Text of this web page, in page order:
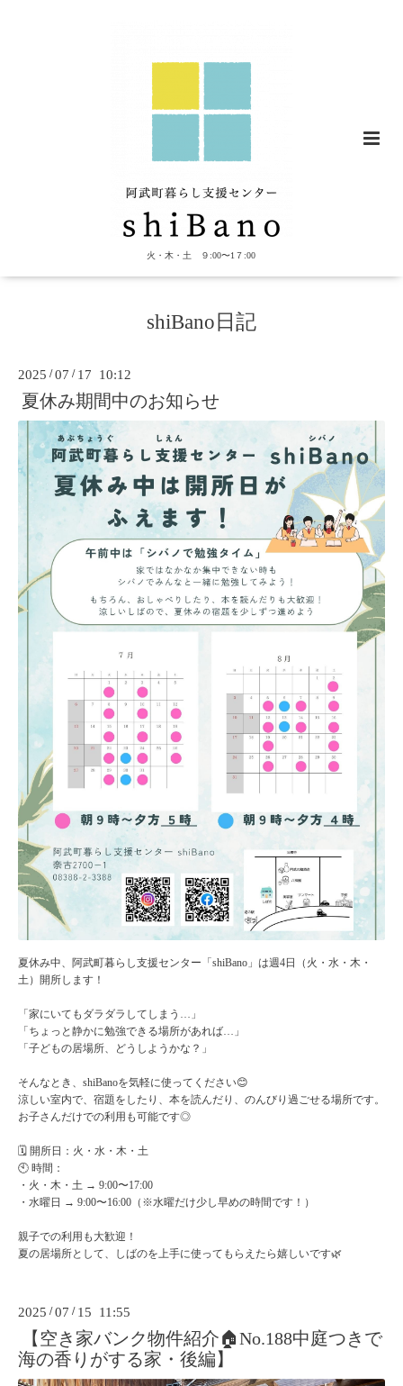
火・木・土 ９:00〜1７:00
shiBano日記
2025 /07 / 17 10:12
夏休み期間中のお知らせ
夏休み中、阿武町暮らし支援センター「shiBano」は週4日（火・水・木・
土）開所します！
「家にいてもダラダラしてしまう…」
「ちょっと静かに勉強できる場所があれば…」
「子どもの居場所、どうしようかな？」
そんなとき、shiBanoを気軽に使ってください😊
涼しい室内で、宿題をしたり、本を読んだり、のんびり過ごせる場所です。
お子さんだけでの利用も可能です◎
🗓 開所日：火・水・木・土
🕙 時間：
・火・木・土 → 9:00〜17:00
・水曜日 → 9:00〜16:00（※水曜だけ少し早めの時間です！）
親子での利用も大歓迎！
夏の居場所として、しばのを上手に使ってもらえたら嬉しいです🌿
2025 /07 / 15 11:55
【空き家バンク物件紹介🏠No.188中庭つきで
海の香りがする家・後編】